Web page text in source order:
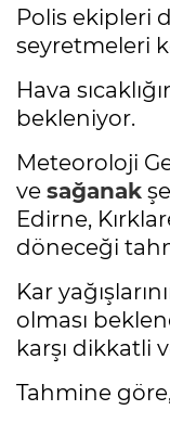
Polis ekipleri
seyretmeleri
Hava
bekleniyor.
Meteoroloji
ve sağanak
Edirne,
döneceği
Kar
olması
karşı dikkatli
Tahmine